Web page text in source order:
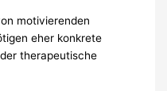
motivierenden
eher konkrete
therapeutische